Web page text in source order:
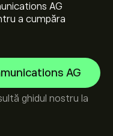
AG
a cumpăra
AG
ghidul nostru la